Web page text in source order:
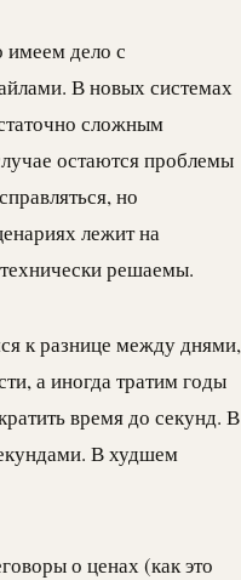
имеем дело с
В новых системах
сложным
остаются проблемы
но
лежит на
решаемы.
к разнице между днями,
а иногда тратим годы
время до секунд. В
В худшем
о ценах (как это